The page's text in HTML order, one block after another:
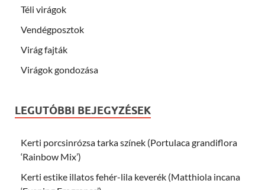
Téli virágok
Vendégposztok
Virág fajták
Virágok gondozása
LEGUTÓBBI BEJEGYZÉSEK
Kerti porcsinrózsa tarka színek (Portulaca grandiflora
‘Rainbow Mix’)
Kerti estike illatos fehér-lila keverék (Matthiola incana